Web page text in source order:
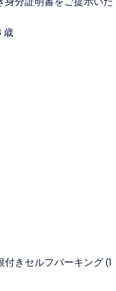
歳
きセルフパーキング (1